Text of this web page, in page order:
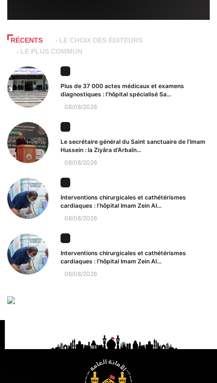
RÉCENTS
LE CHOIX DES ÉDITEURS
LE PLUS COMMUN
Plus de 37 000 actes médicaux et examens
diagnostiques : l’hôpital spécialisé Sa...
08/08/2026
Le secrétaire général du Saint sanctuaire de l’Imam
Hussein : la Ziyâra d’Arbaïn...
08/08/2026
Interventions chirurgicales et cathétérismes
cardiaques : l’hôpital Imam Zein Al...
08/08/2026
Interventions chirurgicales et cathétérismes
cardiaques : l’hôpital Imam Zein Al...
06/08/2026